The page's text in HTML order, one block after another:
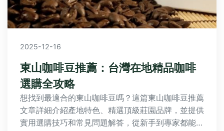
2025-12-16
東山咖啡豆推薦：台灣在地精品咖啡
選購全攻略
想找到最適合的東山咖啡豆嗎？這篇東山咖啡豆推薦
文章詳細介紹產地特色、精選頂級莊園品牌，並提供
實用選購技巧和常見問題解答，從新手到專家都能輕